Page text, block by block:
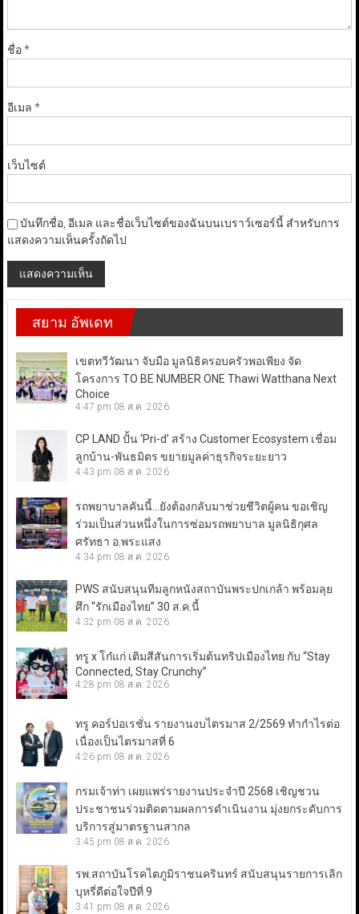
ชื่อ*
อีเมล *
เว็บไซต์
บันทึกชื่อ, อีเมล และชื่อเว็บไซต์ของฉันบนเบราว์เซอร์นี้ สำหรับการ
แสดงความเห็นครั้งถัดไป
สยาม อัพเดท
เขตทวีวัฒนา จับมือ มูลนิธิครอบครัวพอเพียง จัด
โครงการ TO BE NUMBER ONE Thawi Watthana Next
Choice
4:47 pm 08 ส.ค. 2026
CP LAND ปั้น ‘Pri-d’ สร้าง Customer Ecosystem เชื่อม
ลูกบ้าน-พันธมิตร ขยายมูลค่าธุรกิจระยะยาว
4:43 pm 08 ส.ค. 2026
รถพยาบาลคันนี้…ยังต้องกลับมาช่วยชีวิตผู้คน ขอเชิญ
ร่วมเป็นส่วนหนึ่งในการซ่อมรถพยาบาล มูลนิธิกุศล
ศรัทธา อ.พระแสง
4:34 pm 08 ส.ค. 2026
PWS สนับสนุนทีมลูกหนังสถาบันพระปกเกล้า พร้อมลุย
ศึก “รักเมืองไทย” 30 ส.ค.นี้
4:32 pm 08 ส.ค. 2026
ทรู x โก๋แก่ เติมสีสันการเริ่มต้นทริปเมืองไทย กับ “Stay
Connected, Stay Crunchy”
4:28 pm 08 ส.ค. 2026
ทรู คอร์ปอเรชั่น รายงานงบไตรมาส 2/2569 ทำกำไรต่อ
เนื่องเป็นไตรมาสที่ 6
4:26 pm 08 ส.ค. 2026
กรมเจ้าท่า เผยแพร่รายงานประจำปี 2568 เชิญชวน
ประชาชนร่วมติดตามผลการดำเนินงาน มุ่งยกระดับการ
บริการสู่มาตรฐานสากล
3:45 pm 08 ส.ค. 2026
รพ.สถาบันโรคไตภูมิราชนครินทร์ สนับสนุนรายการเลิก
บุหรี่ดีต่อใจปีที่ 9
3:41 pm 08 ส.ค. 2026